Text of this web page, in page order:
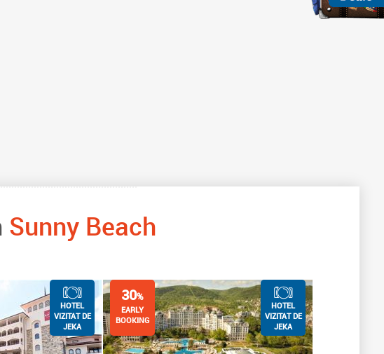
Sunny Beach
HOTEL
VIZITAT DE
JEKA
30%
EARLY
BOOKING
HOTEL
VIZITAT DE
JEKA